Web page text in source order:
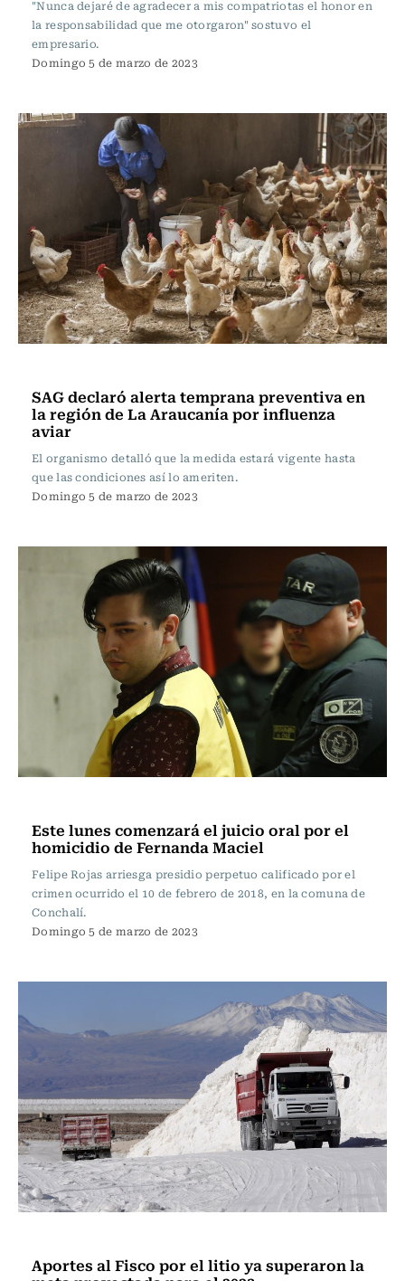
"Nunca dejaré de agradecer a mis compatriotas el honor en
la responsabilidad que me otorgaron" sostuvo el
empresario.
Domingo 5 de marzo de 2023
SAG declaró alerta temprana preventiva en
la región de La Araucanía por influenza
aviar
El organismo detalló que la medida estará vigente hasta
que las condiciones así lo ameriten.
Domingo 5 de marzo de 2023
Este lunes comenzará el juicio oral por el
homicidio de Fernanda Maciel
Felipe Rojas arriesga presidio perpetuo calificado por el
crimen ocurrido el 10 de febrero de 2018, en la comuna de
Conchalí.
Domingo 5 de marzo de 2023
Aportes al Fisco por el litio ya superaron la